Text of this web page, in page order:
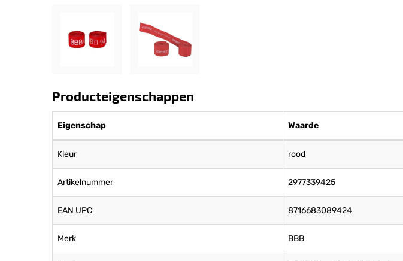
Producteigenschappen
Eigenschap Waarde
Kleur rood
Artikelnummer 2977339425
EAN UPC 8716683089424
Merk BBB